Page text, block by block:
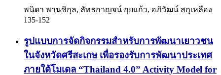
พนิดา พานชิกุล, ลัทธกาญจน์ กุยแก้ว, อภิวัฒน์ สกุเหลือง
135-152
รูปแบบการจัดกิจกรรมสำหรับการพัฒนาเยาวชน
ในจังหวัดศรีสะเกษ เพื่อรองรับการพัฒนาประเทศ
ภายใต้โมเดล “Thailand 4.0” Activity Model for